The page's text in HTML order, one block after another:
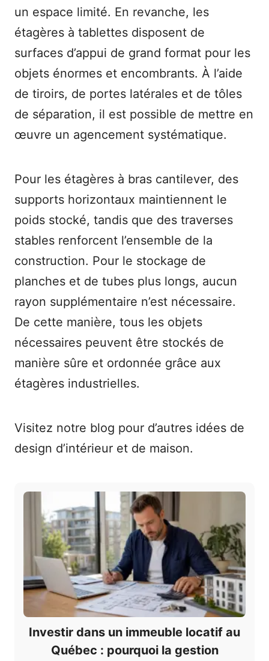
un espace limité. En revanche, les
étagères à tablettes disposent de
surfaces d’appui de grand format pour les
objets énormes et encombrants. À l’aide
de tiroirs, de portes latérales et de tôles
de séparation, il est possible de mettre en
œuvre un agencement systématique.
Pour les étagères à bras cantilever, des
supports horizontaux maintiennent le
poids stocké, tandis que des traverses
stables renforcent l’ensemble de la
construction. Pour le stockage de
planches et de tubes plus longs, aucun
rayon supplémentaire n’est nécessaire.
De cette manière, tous les objets
nécessaires peuvent être stockés de
manière sûre et ordonnée grâce aux
étagères industrielles.
Visitez notre blog pour d’autres idées de
design d’intérieur et de maison.
Investir dans un immeuble locatif au
Québec : pourquoi la gestion